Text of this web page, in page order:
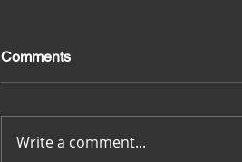
Merci pour tout
Comments
Write a comment...